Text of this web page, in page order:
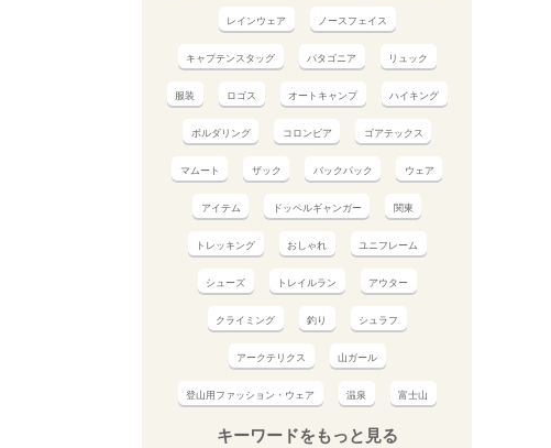
レインウェア ノースフェイス
キャプテンスタッグ パタゴニア リュック
服装 ロゴス オートキャンプ ハイキング
ボルダリング コロンビア ゴアテックス
マムート ザック バックパック ウェア
アイテム ドッペルギャンガー 関東
トレッキング おしゃれ ユニフレーム
シューズ トレイルラン アウター
クライミング 釣り シュラフ
アークテリクス 山ガール
登山用ファッション・ウェア 温泉 富士山
キーワードをもっと見る